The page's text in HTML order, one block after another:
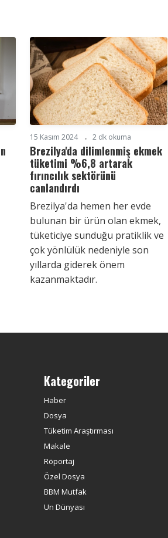
15 Kasım 2024 2 dk okuma
Brezilya'da dilimlenmiş ekmek
tüketimi %6,8 artarak
fırıncılık sektörünü
canlandırdı
Brezilya'da hemen her evde
bulunan bir ürün olan ekmek,
tüketiciye sunduğu pratiklik ve
çok yönlülük nedeniyle son
yıllarda giderek önem
kazanmaktadır.
Kategoriler
Haber
Dosya
Tüketim Araştırması
Makale
Röportaj
Özel Dosya
BBM Mutfak
Un Dünyası